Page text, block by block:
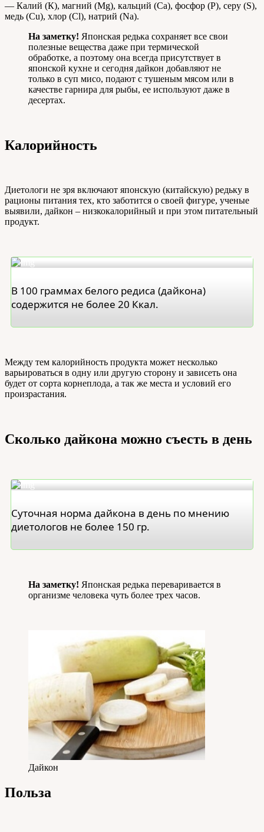
— Калий (К), магний (Mg), кальций (Ca), фосфор (P), серу (S),
медь (Cu), хлор (Cl), натрий (Na).
На заметку! Японская редька сохраняет все свои
полезные вещества даже при термической
обработке, а поэтому она всегда присутствует в
японской кухне и сегодня дайкон добавляют не
только в суп мисо, подают с тушеным мясом или в
качестве гарнира для рыбы, ее используют даже в
десертах.
Калорийность
Диетологи не зря включают японскую (китайскую) редьку в
рационы питания тех, кто заботится о своей фигуре, ученые
выявили, дайкон – низкокалорийный и при этом питательный
продукт.
В 100 граммах белого редиса (дайкона)
содержится не более 20 Ккал.
Между тем калорийность продукта может несколько
варьироваться в одну или другую сторону и зависеть она
будет от сорта корнеплода, а так же места и условий его
произрастания.
Сколько дайкона можно съесть в день
Суточная норма дайкона в день по мнению
диетологов не более 150 гр.
На заметку! Японская редька переваривается в
организме человека чуть более трех часов.
Дайкон
Польза